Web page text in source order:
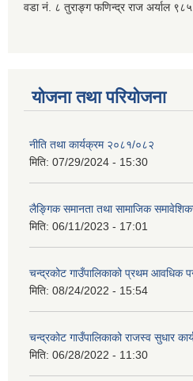
वडा नं. ८ तुराङ्ग फणिन्द्र राज अर्याल
योजना तथा परियोजना
नीति तथा कार्यक्रम २०८१/०८२
मिति: 07/29/2024 - 15:30
लैङ्गिक समानता तथा सामाजिक
मिति: 06/11/2023 - 17:01
चन्द्रकोट गाउँपालिकाको प्रथम आवधिक
मिति: 08/24/2022 - 15:54
चन्द्रकोट गाउँपालिकाको राजस्व सुधार
मिति: 06/28/2022 - 11:30